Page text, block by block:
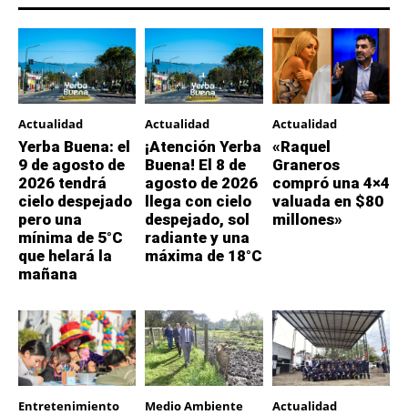
Actualidad
Yerba Buena: el
9 de agosto de
2026 tendrá
cielo despejado
pero una
mínima de 5°C
que helará la
mañana
Actualidad
¡Atención Yerba
Buena! El 8 de
agosto de 2026
llega con cielo
despejado, sol
radiante y una
máxima de 18°C
Actualidad
«Raquel
Graneros
compró una 4×4
valuada en $80
millones»
Entretenimiento Medio Ambiente Actualidad